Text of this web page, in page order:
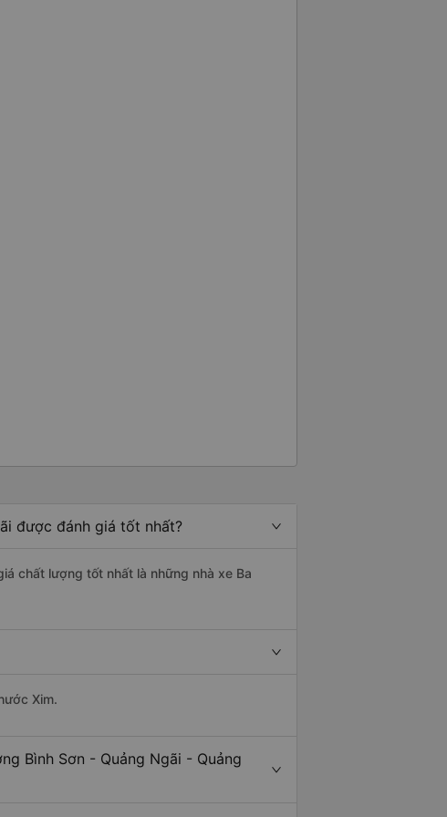
được đánh giá tốt nhất?
chất lượng tốt nhất là những nhà xe Ba
Xim.
Bình Sơn - Quảng Ngãi - Quảng